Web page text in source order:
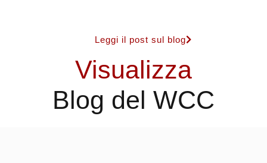
Leggi il post sul blog
Visualizza
Blog del WCC